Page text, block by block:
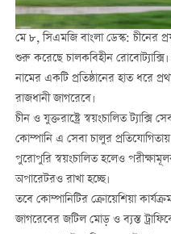
মে ৮, সিএমজি বাংলা ডেস্ক: চীনের
শুরু করেছে চালকবিহীন
নামের একটি প্রতিষ্ঠানের হাত ধরে
রাজধানী জাগরেবে।
চীন ও যুক্তরাষ্ট্রে স্বয়ংচালিত
কোম্পানি এ সেবা চালুর
পুরোপুরি স্বয়ংচালিত হলেও
অপারেটরও রাখা হচ্ছে।
তবে কোম্পানিটির ক্রোয়েশিয়া
জাগরেবের জটিল মোড় ও ব্যস্ত